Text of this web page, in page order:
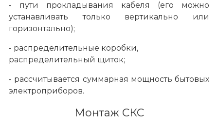
- пути прокладывания кабеля (его можно
устанавливать только вертикально или
горизонтально);
- распределительные коробки,
распределительный щиток;
- рассчитывается суммарная мощность бытовых
электроприборов.
Монтаж СКС